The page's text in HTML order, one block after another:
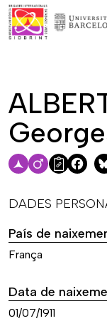
DADES
País de
França
Data de
01/07/1911